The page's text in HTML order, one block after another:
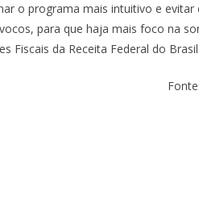
o programa mais intuitivo e evitar
para que haja mais foco na
Fiscais da Receita Federal do